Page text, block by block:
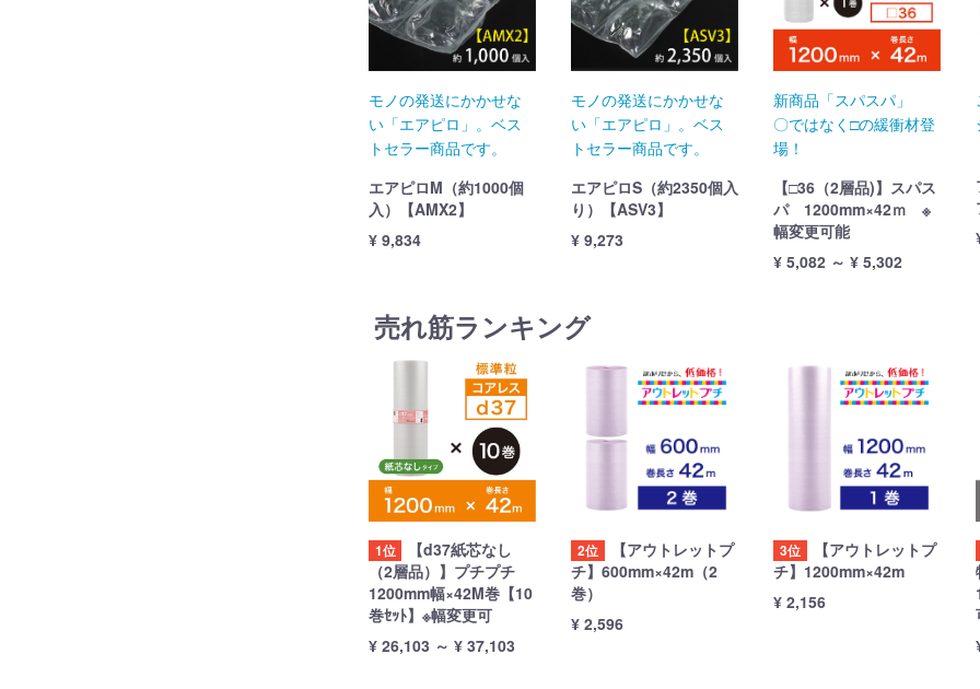
モノの発送にかかせな
い「エアピロ」。ベス
トセラー商品です。
エアピロM（約1000個
入）【AMX2】
¥ 9,834
モノの発送にかかせな
い「エアピロ」。ベス
トセラー商品です。
エアピロS（約2350個入
り）【ASV3】
¥ 9,273
新商品「スパスパ」
〇ではなく□の緩衝材登
場！
【□36（2層品)】スパス
パ 1200mm×42ｍ ※
幅変更可能
¥ 5,082 ～ ¥ 5,302
売れ筋ランキング
1位
【d37紙芯なし
（2層品）】プチプチ
1200mm幅×42M巻【10
巻ｾｯﾄ】※幅変更可
¥ 26,103 ～ ¥ 37,103
2位
【アウトレットプ
チ】600mm×42m（2
巻）
¥ 2,596
3位
【アウトレットプ
チ】1200mm×42m
¥ 2,156